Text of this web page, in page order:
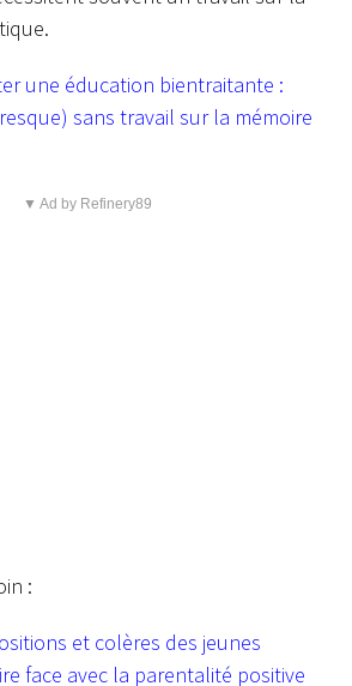
une éducation bientraitante :
sans travail sur la mémoire
▼ Ad by Refinery89
:
et colères des jeunes
face avec la parentalité positive